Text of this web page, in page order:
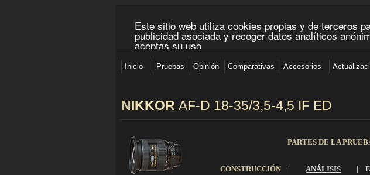
NIKKOR AF-D 18-35/3,5-4,5 IF ED
PARTES DE LA
CONSTRUCCIÓN | ANÁLISIS |